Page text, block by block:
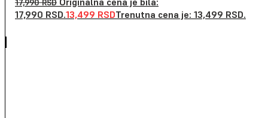
17,990RSD
17,990 RSD.13,499 RSDTrenutna cena je: 13,499 RSD.